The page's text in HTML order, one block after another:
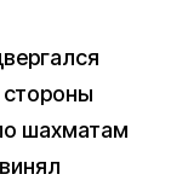
шахматам